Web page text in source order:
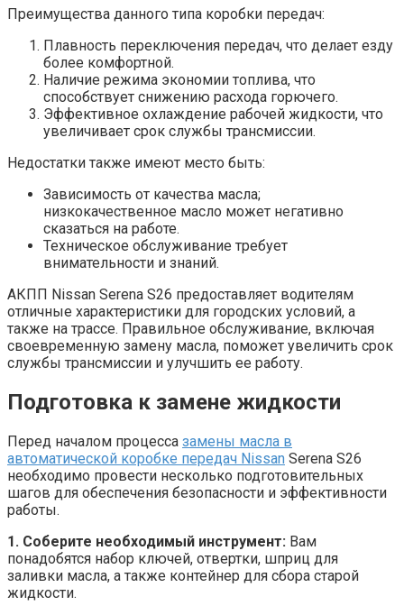
Преимущества данного типа коробки передач:
Плавность переключения передач, что делает езду
более комфортной.
Наличие режима экономии топлива, что
способствует снижению расхода горючего.
Эффективное охлаждение рабочей жидкости, что
увеличивает срок службы трансмиссии.
Недостатки также имеют место быть:
Зависимость от качества масла;
низкокачественное масло может негативно
сказаться на работе.
Техническое обслуживание требует
внимательности и знаний.
АКПП Nissan Serena S26 предоставляет водителям
отличные характеристики для городских условий, а
также на трассе. Правильное обслуживание, включая
своевременную замену масла, поможет увеличить срок
службы трансмиссии и улучшить ее работу.
Подготовка к замене жидкости
Перед началом процесса замены масла в
автоматической коробке передач Nissan Serena S26
необходимо провести несколько подготовительных
шагов для обеспечения безопасности и эффективности
работы.
1. Соберите необходимый инструмент: Вам
понадобятся набор ключей, отвертки, шприц для
заливки масла, а также контейнер для сбора старой
жидкости.